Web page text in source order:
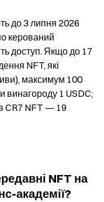
до 3 липня 2026
керований
доступ. Якщо до 17
NFT, які
максимум 100
винагороду 1 USDC;
CR7 NFT — 19
NFT на
академії?